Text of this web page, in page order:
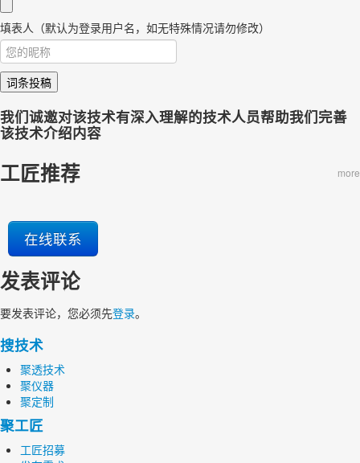
填表人（默认为登录用户名，如无特殊情况请勿修改）
词条投稿
我们诚邀对该技术有深入理解的技术人员帮助我们完善
该技术介绍内容
工匠推荐 more
在线联系
发表评论
要发表评论，您必须先登录。
搜技术
聚透技术
聚仪器
聚定制
聚工匠
工匠招募